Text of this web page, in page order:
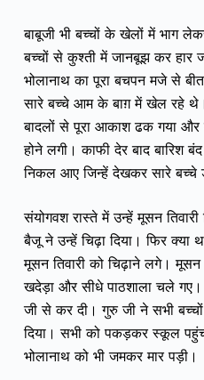
बाबूजी भी बच्चों के खेलों में भाग
बच्चों से कुश्ती में जानबूझ कर हार
भोलानाथ का पूरा बचपन मजे से
सारे बच्चे आम के बाग़ में खेल रहे
बादलों से पूरा आकाश ढक गया
होने लगी। काफी देर बाद बारिश
निकल आए जिन्हें देखकर सारे बच्चे
संयोगवश रास्ते में उन्हें मूसन
बैजू ने उन्हें चिढ़ा दिया। फिर क्या
मूसन तिवारी को चिढ़ाने लगे। मूसन
खदेड़ा और सीधे पाठशाला चले
जी से कर दी। गुरु जी ने सभी
दिया। सभी को पकड़कर स्कूल
भोलानाथ को भी जमकर मार पड़ी।